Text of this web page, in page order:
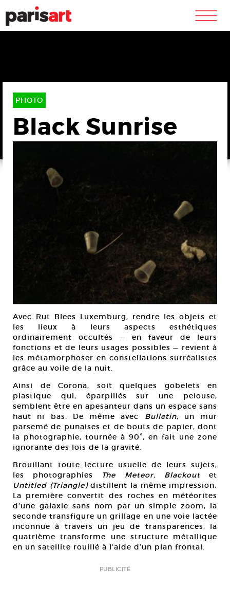
m
PHOTO
Black Sunrise
Avec Rut Blees Luxemburg, rendre les objets et
les lieux à leurs aspects esthétiques
ordinairement occultés — en faveur de leurs
fonctions et de leurs usages possibles — revient à
les métamorphoser en constellations surréalistes
grâce au voile de la nuit.
Ainsi de Corona, soit quelques gobelets en
plastique qui, éparpillés sur une pelouse,
semblent être en apesanteur dans un espace sans
haut ni bas. De même avec Bulletin, un mur
parsemé de punaises et de bouts de papier, dont
la photographie, tournée à 90°, en fait une zone
ignorante des lois de la gravité.
Brouillant toute lecture usuelle de leurs sujets,
les photographies The Meteor, Blackoutet
Untitled (Triangle)distillent la même impression.
La première convertit des roches en météorites
d’une galaxie sans nom par un simple zoom, la
seconde transfigure un grillage en une voie lactée
inconnue à travers un jeu de transparences, la
quatrième transforme une structure métallique
en un satellite rouillé à l’aide d’un plan frontal.
PUBLICITÉ